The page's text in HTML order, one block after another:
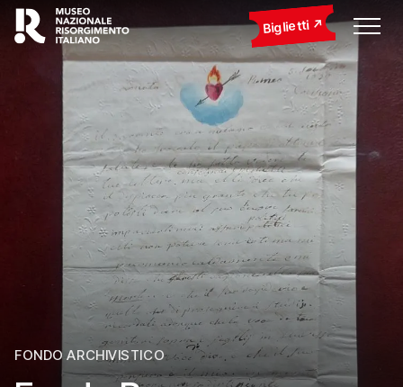
Biglietti
FONDO ARCHIVISTICO